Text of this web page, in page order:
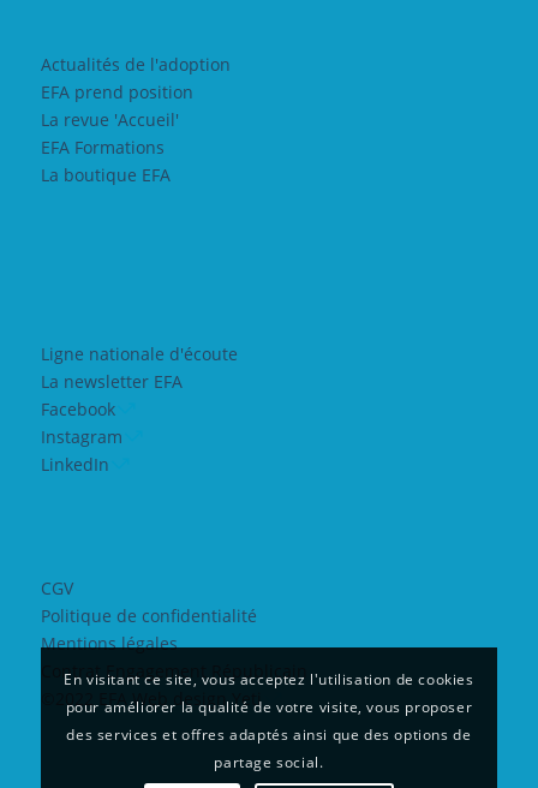
Actualités de l'adoption
EFA prend position
La revue 'Accueil'
EFA Formations
La boutique EFA
Ligne nationale d'écoute
La newsletter EFA
Facebook
Instagram
LinkedIn
CGV
Politique de confidentialité
Mentions légales
Contrat Engagement Républicain
©2022 EFA Web design Yeti
En visitant ce site, vous acceptez l'utilisation de cookies
pour améliorer la qualité de votre visite, vous proposer
des services et offres adaptés ainsi que des options de
partage social.